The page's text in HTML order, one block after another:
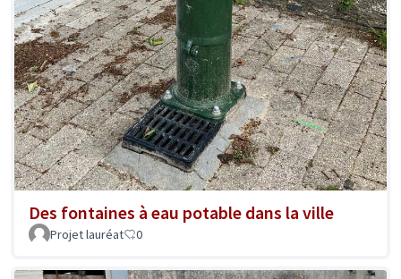
Des fontaines à eau potable dans la ville
Projet lauréat 0